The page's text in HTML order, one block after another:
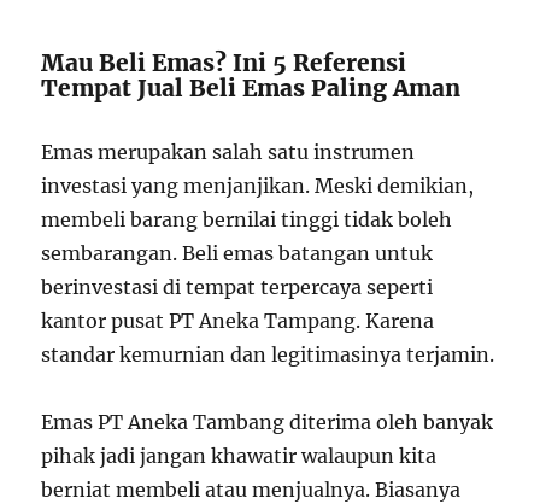
Mau Beli Emas? Ini 5 Referensi
Tempat Jual Beli Emas Paling Aman
Emas merupakan salah satu instrumen
investasi yang menjanjikan. Meski demikian,
membeli barang bernilai tinggi tidak boleh
sembarangan. Beli emas batangan untuk
berinvestasi di tempat terpercaya seperti
kantor pusat PT Aneka Tampang. Karena
standar kemurnian dan legitimasinya terjamin.
Emas PT Aneka Tambang diterima oleh banyak
pihak jadi jangan khawatir walaupun kita
berniat membeli atau menjualnya. Biasanya